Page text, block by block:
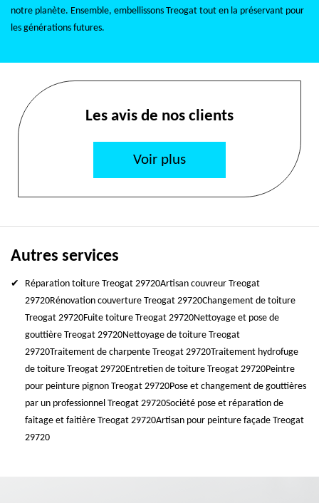
notre planète. Ensemble, embellissons Treogat tout en la préservant pour
les générations futures.
Les avis de nos clients
Voir plus
Autres services
Réparation toiture Treogat 29720Artisan couvreur Treogat
29720Rénovation couverture Treogat 29720Changement de toiture
Treogat 29720Fuite toiture Treogat 29720Nettoyage et pose de
gouttière Treogat 29720Nettoyage de toiture Treogat
29720Traitement de charpente Treogat 29720Traitement hydrofuge
de toiture Treogat 29720Entretien de toiture Treogat 29720Peintre
pour peinture pignon Treogat 29720Pose et changement de gouttières
par un professionnel Treogat 29720Société pose et réparation de
faitage et faitière Treogat 29720Artisan pour peinture façade Treogat
29720